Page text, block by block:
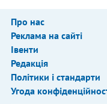
Про нас
Реклама на сайті
Івенти
Редакція
Політики і стандарти
Угода